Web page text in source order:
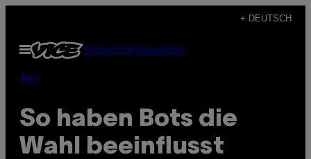
content
+ DEUTSCH
Open
Menu
SubscribeNewsletter
Tech
So haben Bots die
Wahl beeinflusst